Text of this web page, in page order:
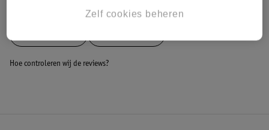
Hoe controleren wij de reviews?
Zelf cookies beheren